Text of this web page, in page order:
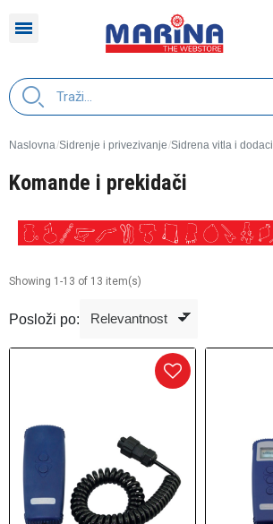
Naslovna Sidrenje i privezivanje Sidrena vitla i dodaci
Komande i prekidači
Showing 1-13 of 13 item(s)
Posloži po: